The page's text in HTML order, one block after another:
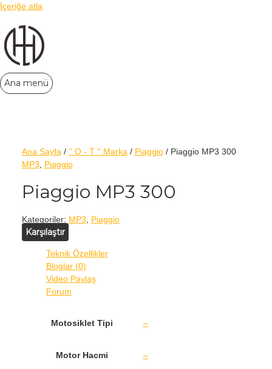
İçeriğe atla
Ana menü
Ana Sayfa / '' O - T '' Marka / Piaggio/ Piaggio MP3 300
MP3
Piaggio
Piaggio MP3 300
Kategoriler: MP3 Piaggio
Karşılaştır
Teknik Özellikler
Bloglar (0)
Video Paylaş
Forum
Motosiklet Tipi –
Motor Hacmi –